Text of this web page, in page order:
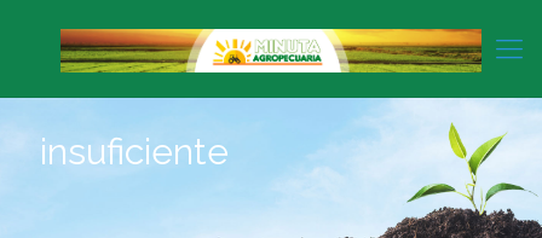
insuficiente